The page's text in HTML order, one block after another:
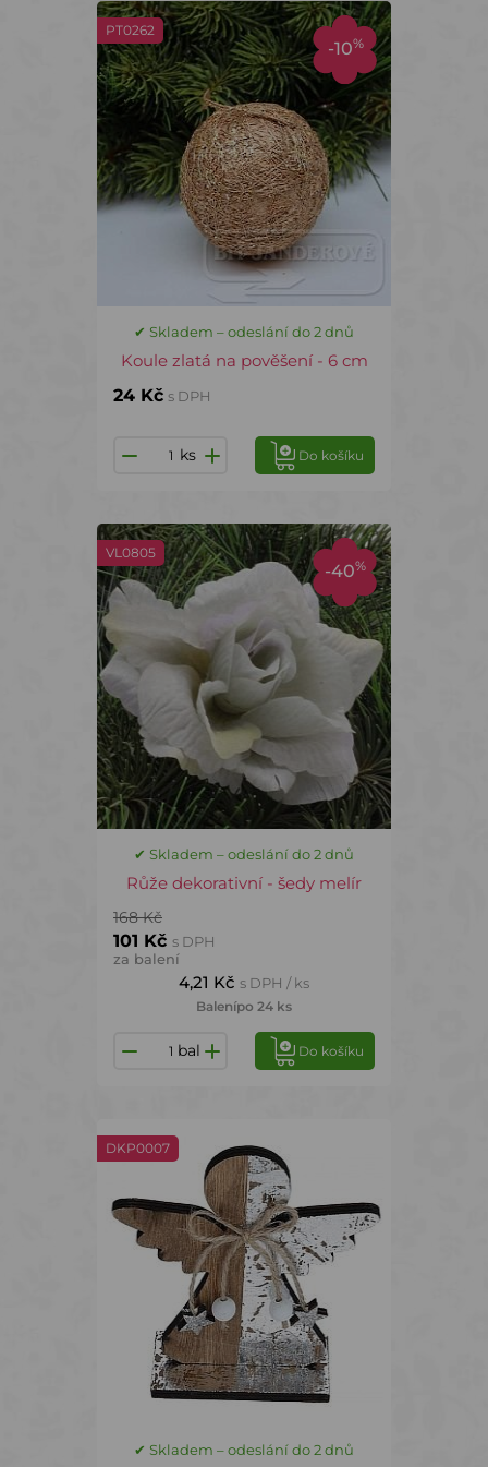
-10%
PT0262
✔ Skladem – odeslání do 2 dnů
Koule zlatá na pověšení - 6 cm
24 Kč s DPH
ks Do košíku
-40%
VL0805
✔ Skladem – odeslání do 2 dnů
Růže dekorativní - šedy melír
168 Kč
101 Kč s DPH
za balení
4,21 Kč s DPH / ks
Balenípo 24 ks
bal Do košíku
DKP0007
✔ Skladem – odeslání do 2 dnů